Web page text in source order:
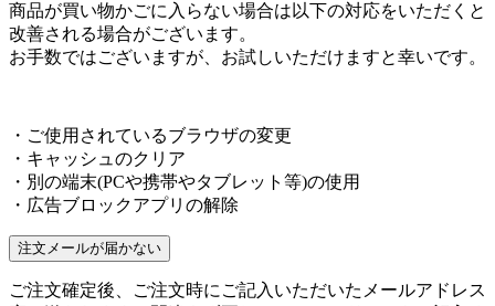
商品が買い物かごに入らない場合は以下の対応をいただくと
改善される場合がございます。
お手数ではございますが、お試しいただけますと幸いです。
・ご使用されているブラウザの変更
・キャッシュのクリア
・別の端末(PCや携帯やタブレット等)の使用
・広告ブロックアプリの解除
注文メールが届かない
ご注文確定後、ご注文時にご記入いただいたメールアドレス